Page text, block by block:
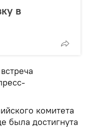
в
комитета
была достигнута